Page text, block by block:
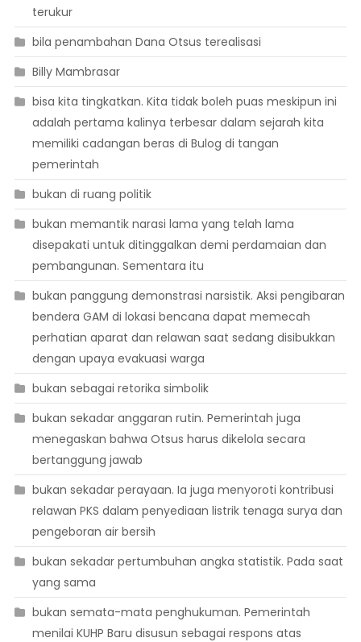
terukur
bila penambahan Dana Otsus terealisasi
Billy Mambrasar
bisa kita tingkatkan. Kita tidak boleh puas meskipun ini
adalah pertama kalinya terbesar dalam sejarah kita
memiliki cadangan beras di Bulog di tangan
pemerintah
bukan di ruang politik
bukan memantik narasi lama yang telah lama
disepakati untuk ditinggalkan demi perdamaian dan
pembangunan. Sementara itu
bukan panggung demonstrasi narsistik. Aksi pengibaran
bendera GAM di lokasi bencana dapat memecah
perhatian aparat dan relawan saat sedang disibukkan
dengan upaya evakuasi warga
bukan sebagai retorika simbolik
bukan sekadar anggaran rutin. Pemerintah juga
menegaskan bahwa Otsus harus dikelola secara
bertanggung jawab
bukan sekadar perayaan. Ia juga menyoroti kontribusi
relawan PKS dalam penyediaan listrik tenaga surya dan
pengeboran air bersih
bukan sekadar pertumbuhan angka statistik. Pada saat
yang sama
bukan semata-mata penghukuman. Pemerintah
menilai KUHP Baru disusun sebagai respons atas